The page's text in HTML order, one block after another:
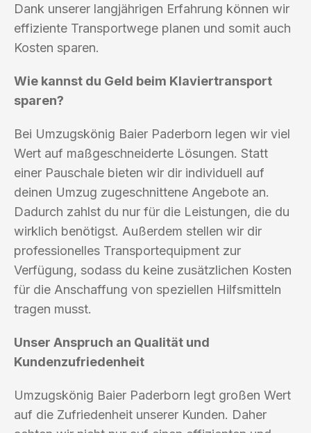
Dank unserer langjährigen Erfahrung können wir
effiziente Transportwege planen und somit auch
Kosten sparen.
Wie kannst du Geld beim Klaviertransport
sparen?
Bei Umzugskönig Baier Paderborn legen wir viel
Wert auf maßgeschneiderte Lösungen. Statt
einer Pauschale bieten wir dir individuell auf
deinen Umzug zugeschnittene Angebote an.
Dadurch zahlst du nur für die Leistungen, die du
wirklich benötigst. Außerdem stellen wir dir
professionelles Transportequipment zur
Verfügung, sodass du keine zusätzlichen Kosten
für die Anschaffung von speziellen Hilfsmitteln
tragen musst.
Unser Anspruch an Qualität und
Kundenzufriedenheit
Umzugskönig Baier Paderborn legt großen Wert
auf die Zufriedenheit unserer Kunden. Daher